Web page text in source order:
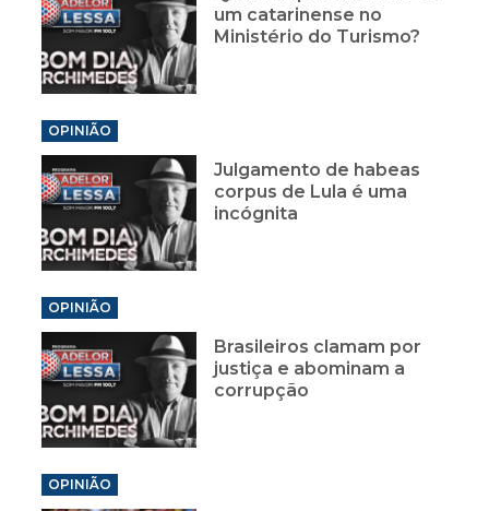
um catarinense no
Ministério do Turismo?
OPINIÃO
Julgamento de habeas
corpus de Lula é uma
incógnita
OPINIÃO
Brasileiros clamam por
justiça e abominam a
corrupção
OPINIÃO